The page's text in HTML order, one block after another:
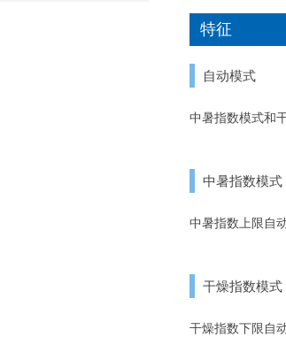
特征
自动模式
中暑指数模式和
中暑指数模式
中暑指数上限自
干燥指数模式
干燥指数下限自